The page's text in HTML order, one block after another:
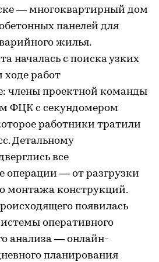
— многоквартирный дом
панелей для
жилья.
началась с поиска узких
работ
члены проектной команды
ФЦК с секундомером
работники тратили
Детальному
все
операции — от разгрузки
монтажа конструкций.
появилась
оперативного
анализа — онлайн-
планирования